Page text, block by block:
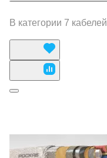
В категории 7 кабелей